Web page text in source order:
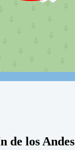
de los Andes